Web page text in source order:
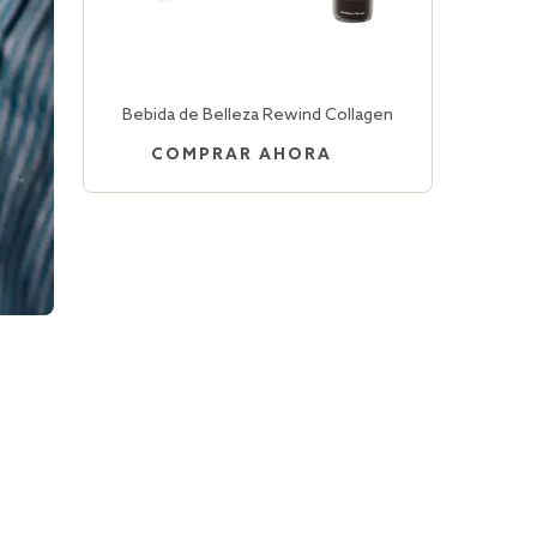
Bebida de Belleza Rewind Collagen
COMPRAR AHORA